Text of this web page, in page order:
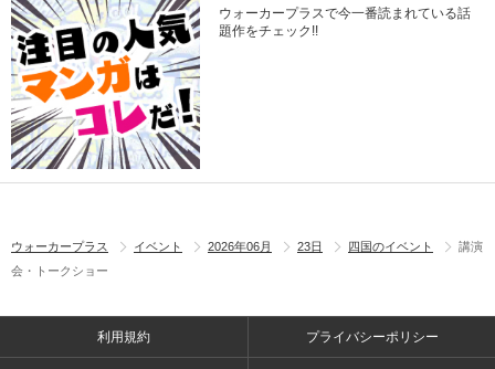
ウォーカープラスで今一番読まれている話
題作をチェック!!
ウォーカープラス イベント 2026年06月 23日 四国のイベント
講演
会・トークショー
利用規約 プライバシーポリシー